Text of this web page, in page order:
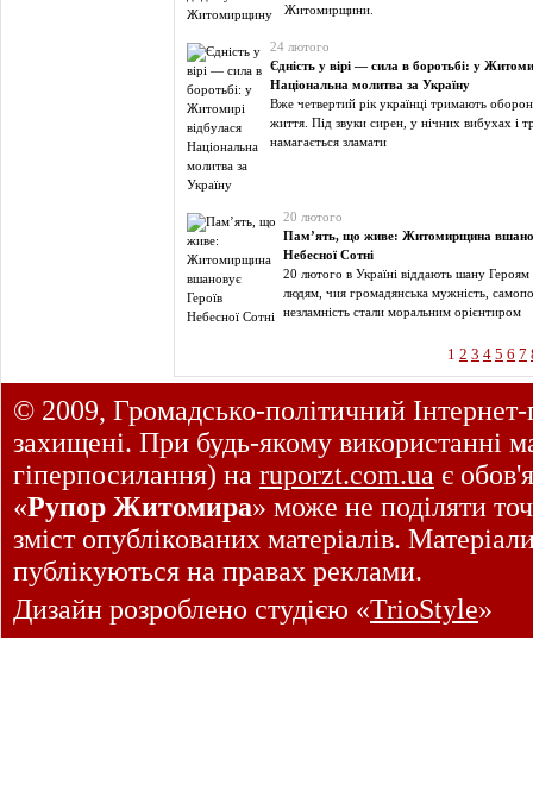
Житомирщини.
24 лютого
Єдність у вірі — сила в боротьбі: у
Національна молитва за Україну
Вже четвертий рік українці тримають
життя. Під звуки сирен, у нічних вибухах і
намагається зламати
20 лютого
Пам’ять, що живе: Житомирщина
Небесної Сотні
20 лютого в Україні віддають шану
людям, чия громадянська мужність,
незламність стали моральним орієнтиром
1 2 3 4 5 6 7
© 2009, Громадсько-політичний
захищені. При будь-якому використанні
гіперпосилання) на ruporzt.com.ua є
«Рупор Житомира» може не поділяти
зміст опублікованих матеріалів.
публікуються на правах реклами.
Дизайн розроблено студією «TrioStyle»